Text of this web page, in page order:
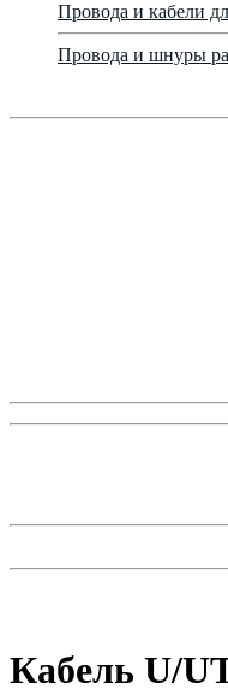
Провода и кабели
Провода и шнуры
Кабель U/